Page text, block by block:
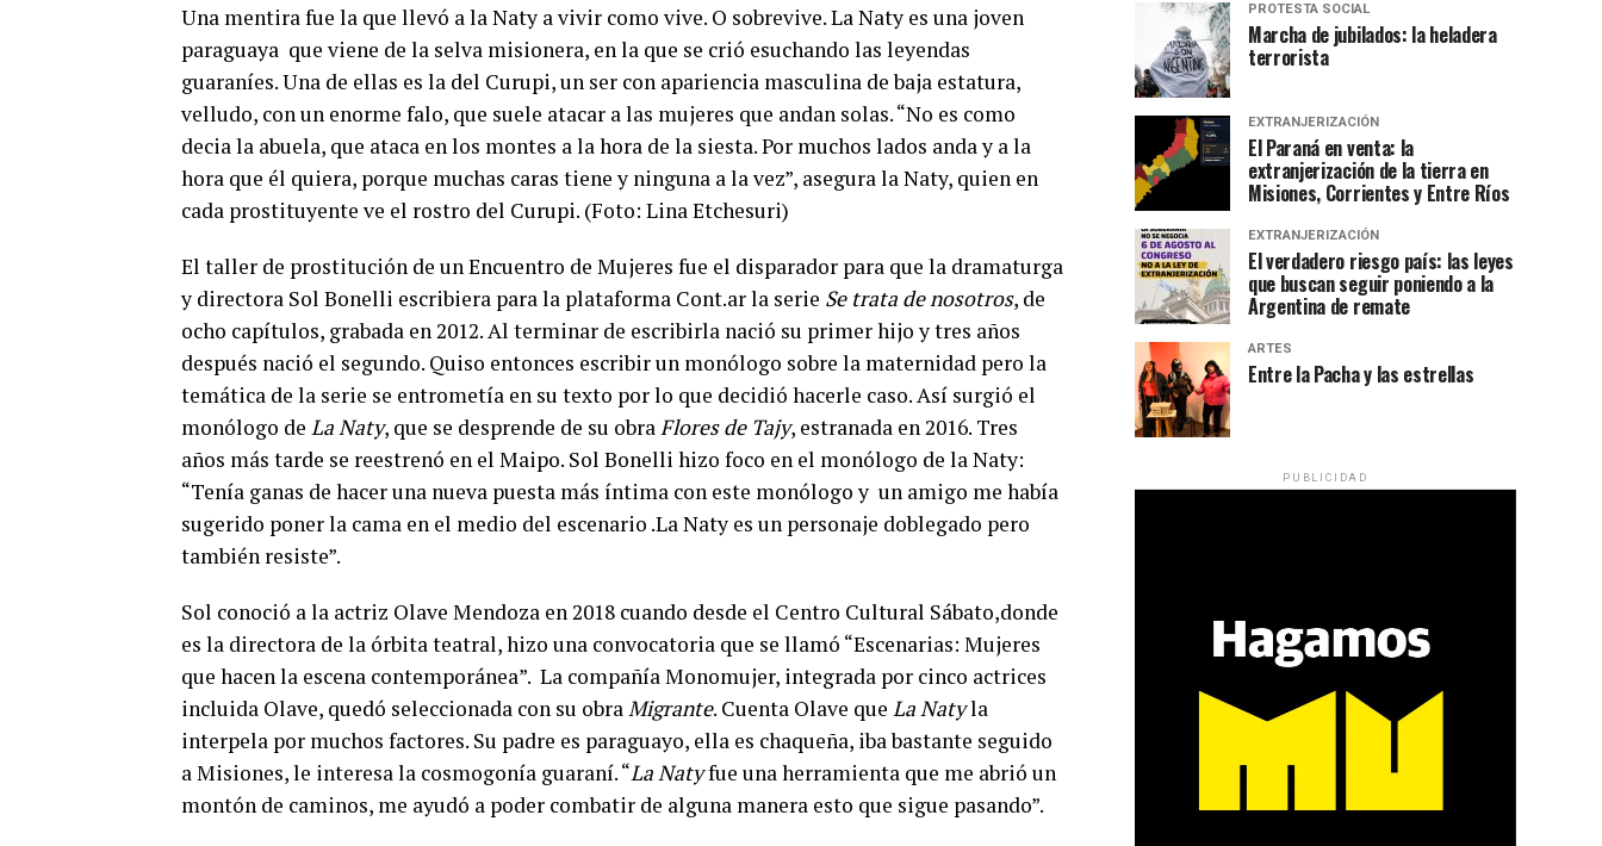
Una mentira fue la que llevó a la Naty a vivir como vive. O sobrevive. La Naty es una joven
paraguaya que viene de la selva misionera, en la que se crió esuchando las leyendas
guaraníes. Una de ellas es la del Curupi, un ser con apariencia masculina de baja estatura,
velludo, con un enorme falo, que suele atacar a las mujeres que andan solas. “No es como
decia la abuela, que ataca en los montes a la hora de la siesta. Por muchos lados anda y a la
hora que él quiera, porque muchas caras tiene y ninguna a la vez”, asegura la Naty, quien en
cada prostituyente ve el rostro del Curupi. (Foto: Lina Etchesuri)
El taller de prostitución de un Encuentro de Mujeres fue el disparador para que la dramaturga
y directora Sol Bonelli escribiera para la plataforma Cont.ar la serie Se trata de nosotros, de
ocho capítulos, grabada en 2012. Al terminar de escribirla nació su primer hijo y tres años
después nació el segundo. Quiso entonces escribir un monólogo sobre la maternidad pero la
temática de la serie se entrometía en su texto por lo que decidió hacerle caso. Así surgió el
monólogo de La Naty, que se desprende de su obraFlores de Tajy, estranada en 2016. Tres
años más tarde se reestrenó en el Maipo. Sol Bonelli hizo foco en el monólogo de la Naty:
“Tenía ganas de hacer una nueva puesta más íntima con este monólogo y un amigo me había
sugerido poner la cama en el medio del escenario .La Naty es un personaje doblegado pero
también resiste”.
Sol conoció a la actriz Olave Mendoza en 2018 cuando desde el Centro Cultural Sábato,donde
es la directora de la órbita teatral, hizo una convocatoria que se llamó “Escenarias: Mujeres
que hacen la escena contemporánea”. La compañía Monomujer, integrada por cinco actrices
incluida Olave, quedó seleccionada con su obraMigrante. Cuenta Olave que La Natyla
interpela por muchos factores. Su padre es paraguayo, ella es chaqueña, iba bastante seguido
a Misiones, le interesa la cosmogonía guaraní. “La Natyfue una herramienta que me abrió un
montón de caminos, me ayudó a poder combatir de alguna manera esto que sigue pasando”.
PROTESTA SOCIAL
Marcha de jubilados: la heladera
terrorista
EXTRANJERIZACIÓN
El Paraná en venta: la
extranjerización de la tierra en
Misiones, Corrientes y Entre Ríos
EXTRANJERIZACIÓN
El verdadero riesgo país: las leyes
que buscan seguir poniendo a la
Argentina de remate
ARTES
Entre la Pacha y las estrellas
PUBLICIDAD